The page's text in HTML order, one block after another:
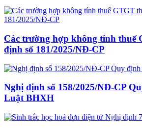
Các trường hợp không tính thuế
định số 181/2025/NĐ-CP
Nghị định số 158/2025/NĐ-CP
Luật BHXH